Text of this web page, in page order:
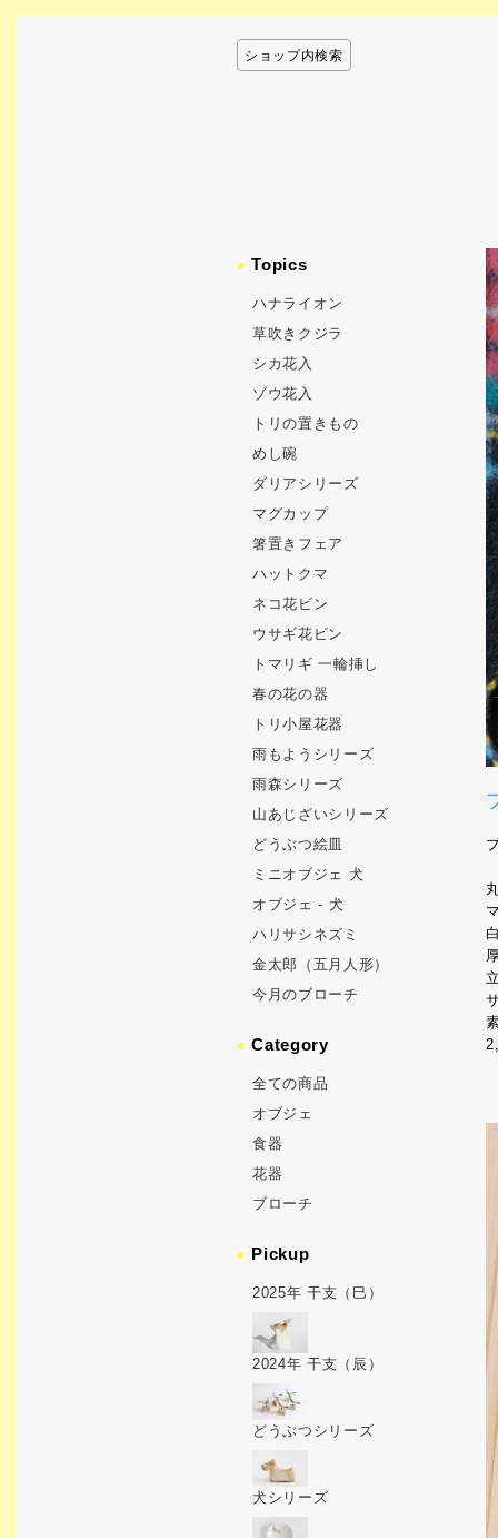
ショップ内検索
●Topics
ハナライオン
草吹きクジラ
シカ花入
ゾウ花入
トリの置きもの
めし碗
ダリアシリーズ
マグカップ
箸置きフェア
ハットクマ
ネコ花ビン
ウサギ花ビン
トマリギ 一輪挿し
春の花の器
トリ小屋花器
雨もようシリーズ
雨森シリーズ
山あじざいシリーズ
どうぶつ絵皿
ミニオブジェ 犬
オブジェ - 犬
ハリサシネズミ
金太郎（五月人形）
今月のブローチ
●Category
全ての商品
オブジェ
食器
花器
ブローチ
● Pickup
2025年 干支（巳）
2024年 干支（辰）
どうぶつシリーズ
犬シリーズ